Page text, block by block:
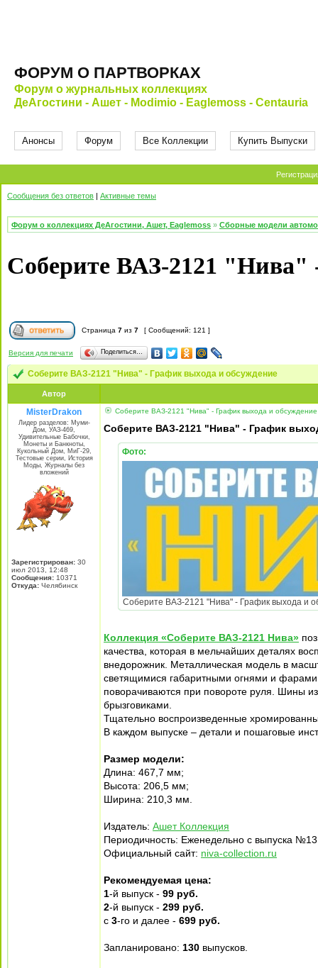
ФОРУМ О ПАРТВОРКАХ
Форум о журнальных коллекциях
ДеАгостини - Ашет - Modimio - Eaglemoss - Centauria
Анонсы Форум Все Коллекции Купить Выпуски
Сообщения без ответов | Активные темы
Форум о коллекциях ДеАгостини, Ашет, Eaglemoss » Сборные модели
Соберите ВАЗ-2121 "Нива"
Страница 7 из 7 [ Сообщений: 121 ]
Версия для печати Поделиться…
Соберите ВАЗ-2121 "Нива" - График выхода и обсуждение
Автор
MisterDrakon
Лидер разделов: Муми-
Дом, УАЗ-469,
Удивительные Бабочки,
Монеты и Банкноты,
Кукольный Дом, МиГ-29,
Тестовые серии, История
Моды, Журналы без
вложений
Зарегистрирован: 30
июл 2013, 12:48
Сообщения: 10371
Откуда: Челябинск
Соберите ВАЗ-2121 "Нива" - График выхода и обсуждение
Соберите ВАЗ-2121 "Нива" - График
Фото:
Соберите ВАЗ-2121 "Нива" - График выхода и
Коллекция «Соберите ВАЗ-2121 Нива»
качества, которая в мельчайших деталях
внедорожник. Металлическая модель в
светящимися габаритными огнями и
поворачиваются при повороте руля. Шины
брызговиками.
Тщательно воспроизведенные
В каждом выпуске – детали и пошаговые
Размер модели:
Длина: 467,7 мм;
Высота: 206,5 мм;
Ширина: 210,3 мм.
Издатель: Ашет Коллекция
Периодичность: Еженедельно с выпуска №13
Официальный сайт: niva-collection.ru
Рекомендуемая цена:
1-й выпуск - 99 руб.
2-й выпуск - 299 руб.
с 3-го и далее - 699 руб.
Запланировано: 130 выпусков.